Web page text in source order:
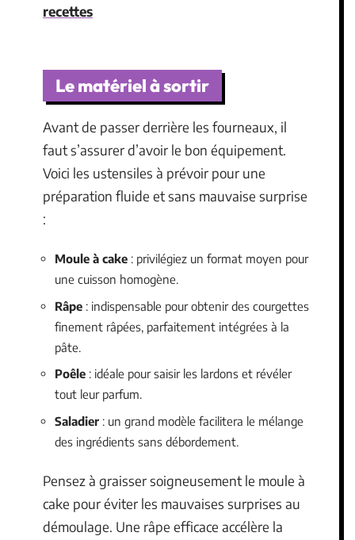
recettes
Le matériel à sortir
Avant de passer derrière les fourneaux, il
faut s’assurer d’avoir le bon équipement.
Voici les ustensiles à prévoir pour une
préparation fluide et sans mauvaise surprise
:
Moule à cake : privilégiez un format moyen pour
une cuisson homogène.
Râpe : indispensable pour obtenir des courgettes
finement râpées, parfaitement intégrées à la
pâte.
Poêle : idéale pour saisir les lardons et révéler
tout leur parfum.
Saladier : un grand modèle facilitera le mélange
des ingrédients sans débordement.
Pensez à graisser soigneusement le moule à
cake pour éviter les mauvaises surprises au
démoulage. Une râpe efficace accélère la